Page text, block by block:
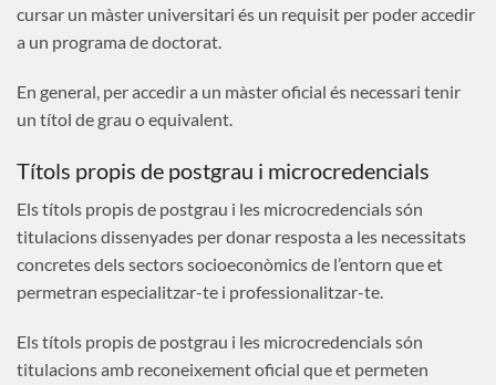
cursar un màster universitari és un requisit per poder accedir
a un programa de doctorat.
En general, per accedir a un màster oficial és necessari tenir
un títol de grau o equivalent.
Títols propis de postgrau i microcredencials
Els títols propis de postgrau i les microcredencials són
titulacions dissenyades per donar resposta a les necessitats
concretes dels sectors socioeconòmics de l’entorn que et
permetran especialitzar-te i professionalitzar-te.
Els títols propis de postgrau i les microcredencials són
titulacions amb reconeixement oficial que et permeten